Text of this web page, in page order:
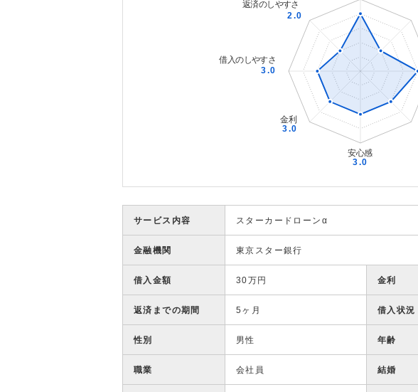
サービス内容 スターカードローンα
金融機関 東京スター銀行
借入金額 30万円 金利
返済までの期間 5ヶ月 借入状況
性別 男性 年齢
職業 会社員 結婚